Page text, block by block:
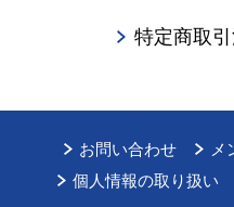
特定商取
お問い合わせ メ
個人情報の取り扱い